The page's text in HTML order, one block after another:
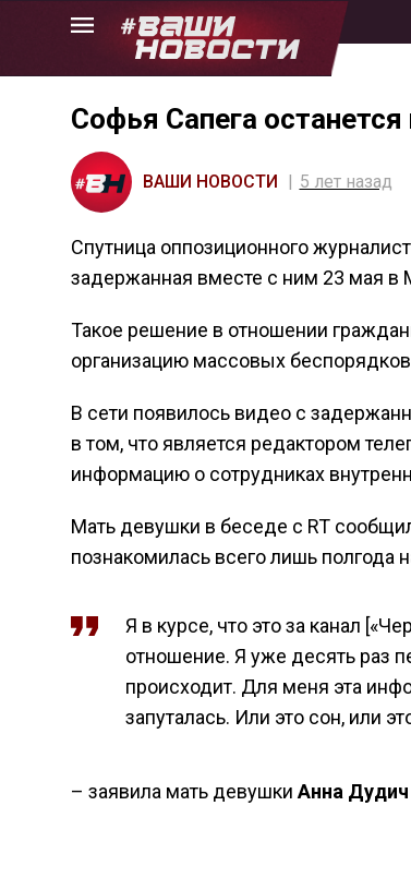
Skip
Софья Сапега
ВАШИ НОВОСТИ 5 лет назад
Спутница оппозиционного
задержанная вместе с ним 23 мая в
Такое решение в отношении
организацию массовых
В сети появилось видео с
в том, что является редактором
информацию о сотрудниках
Мать девушки в беседе с RT
познакомилась всего лишь полгода
Я в курсе, что это за канал
отношение. Я уже десять раз
происходит. Для меня эта
запуталась. Или это сон, или
– заявила мать девушки Анна Дудич